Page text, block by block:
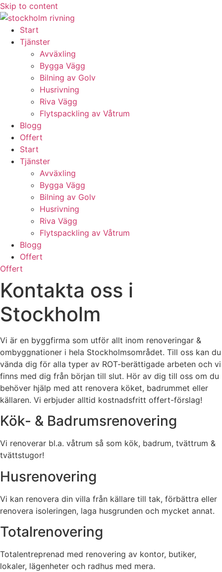
Skip to content
Start
Tjänster
Avväxling
Bygga Vägg
Bilning av Golv
Husrivning
Riva Vägg
Flytspackling av Våtrum
Blogg
Offert
Start
Tjänster
Avväxling
Bygga Vägg
Bilning av Golv
Husrivning
Riva Vägg
Flytspackling av Våtrum
Blogg
Offert
Offert
Kontakta oss i
Stockholm
Vi är en byggfirma som utför allt inom renoveringar &
ombyggnationer i hela Stockholmsområdet. Till oss kan du
vända dig för alla typer av ROT-berättigade arbeten och vi
finns med dig från början till slut. Hör av dig till oss om du
behöver hjälp med att renovera köket, badrummet eller
källaren. Vi erbjuder alltid kostnadsfritt offert-förslag!
Kök- & Badrumsrenovering
Vi renoverar bl.a. våtrum så som kök, badrum, tvättrum &
tvättstugor!
Husrenovering
Vi kan renovera din villa från källare till tak, förbättra eller
renovera isoleringen, laga husgrunden och mycket annat.
Totalrenovering
Totalentreprenad med renovering av kontor, butiker,
lokaler, lägenheter och radhus med mera.